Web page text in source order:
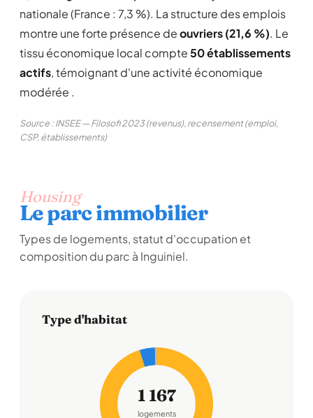
nationale (France : 7,3 %). La structure des emplois
montre une forte présence deouvriers (21,6 %). Le
tissu économique local compte50 établissements
actifs, témoignant d'une activité économique
modérée .
Source : INSEE — Filosofi 2023 (revenus), recensement (emploi,
CSP, établissements)
Housing
Le parc immobilier
Types de logements, statut d'occupation et
composition du parc à Inguiniel.
Type d'habitat
1 167
logements